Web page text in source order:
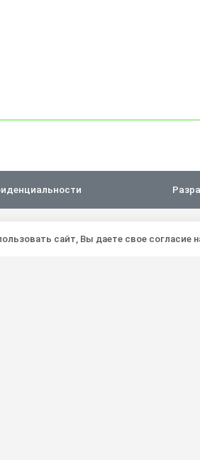
сайт, Вы даете свое согласие